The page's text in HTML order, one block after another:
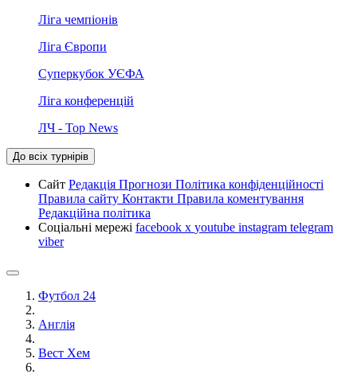
Ліга чемпіонів
Ліга Європи
Суперкубок УЄФА
Ліга конференцій
ЛЧ - Top News
До всіх турнірів
Сайт Редакція Прогнози Політика конфіденційності
Правила сайту Контакти Правила коментування
Редакційна політика
Соціальні мережі facebook x youtube instagram telegram
viber
Футбол 24
Англія
Вест Хем